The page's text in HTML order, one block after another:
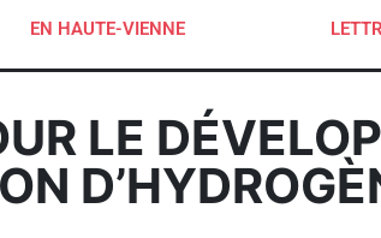
EN HAUTE-VIENNE
LE